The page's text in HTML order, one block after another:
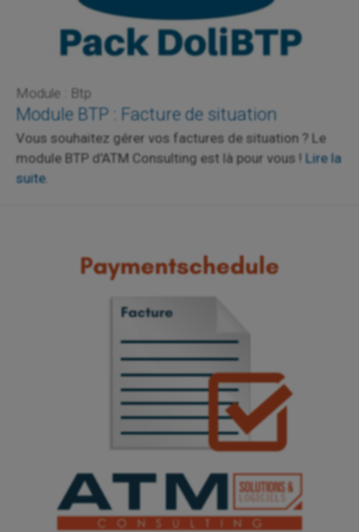
Module : Btp
Module BTP : Facture de situation
Vous souhaitez gérer vos factures de situation ? Le
module BTP d'ATM Consulting est là pour vous ! Lire la
suite.